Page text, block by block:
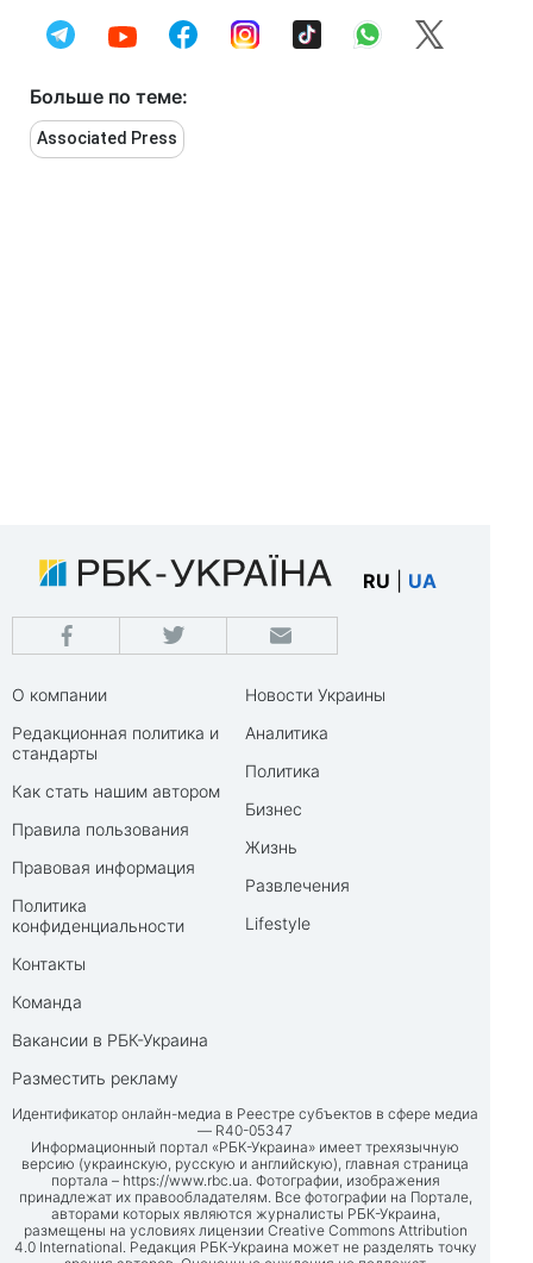
Больше по теме:
Associated Press
RU UA
О компании
Редакционная политика и
стандарты
Как стать нашим автором
Правила пользования
Правовая информация
Политика
конфиденциальности
Контакты
Команда
Вакансии в РБК-Украина
Разместить рекламу
Новости Украины
Аналитика
Политика
Бизнес
Жизнь
Развлечения
Lifestyle
Идентификатор онлайн-медиа в Реестре субъектов в сфере медиа
— R40-05347
Информационный портал «РБК-Украина» имеет трехязычную
версию (украинскую, русскую и английскую), главная страница
портала – https://www.rbc.ua. Фотографии, изображения
принадлежат их правообладателям. Все фотографии на Портале,
авторами которых являются журналисты РБК-Украина,
размещены на условиях лицензии Creative Commons Attribution
4.0 International. Редакция РБК-Украина может не разделять точку